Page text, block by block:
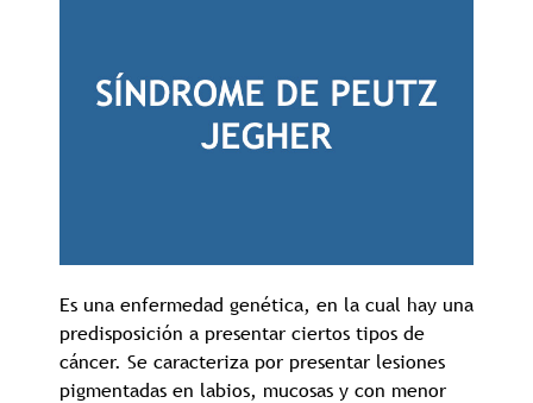
Es una enfermedad genética, en la cual hay una
predisposición a presentar ciertos tipos de
cáncer. Se caracteriza por presentar lesiones
pigmentadas en labios, mucosas y con menor